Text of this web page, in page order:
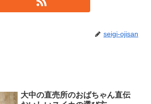
seigi-ojisan
大中の直売所のおばちゃん直伝